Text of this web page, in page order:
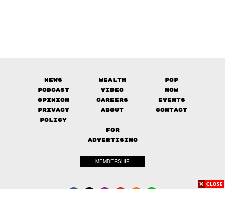
News Wealth
Pop
Podcast
Video
Now
Opinion
Careers
Events
Privacy
Policy
About Contact
FOR
ADVERTISING
MEMBERSHIP